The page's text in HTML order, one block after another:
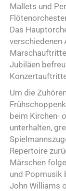
Mallets und
Das
verschiedenen
Jubiläen
Um die
beim Kirchen-
unterhalten,
Repertoire
Märschen
und Popmusik
John Williams